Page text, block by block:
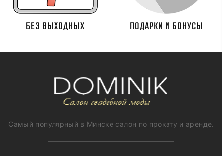
БЕЗ ВЫХОДНЫХ ПОДАРКИ И БОНУСЫ
Самый популярный в Минске салон по прокату и аренде.